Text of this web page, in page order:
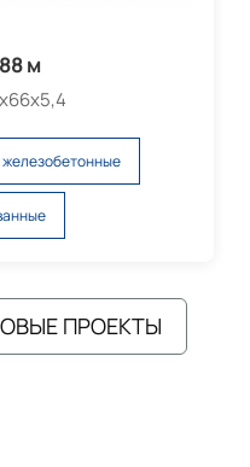
м
железобетонные
ПРОЕКТЫ